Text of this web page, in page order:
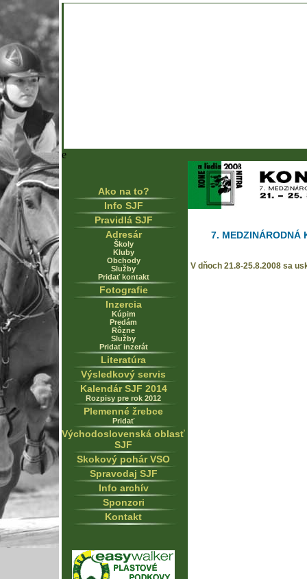
e
Ako na to?
Info SJF
Pravidlá SJF
Adresár
Školy
Kluby
Obchody
Služby
Pridať kontakt
Fotografie
Inzercia
Kúpim
Predám
Rôzne
Služby
Pridať inzerát
Literatúra
Výsledkový servis
Kalendár SJF 2014
Rozpisy pre rok 2012
Plemenné žrebce
Pridať
Východoslovenská oblasť
SJF
Skokový pohár VSO
Spravodaj SJF
Info archív
Sponzori
Kontakt
7. MEDZINÁRODNÁ
V dňoch 21.8-25.8.2008 sa